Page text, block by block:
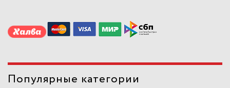
Популярные категории